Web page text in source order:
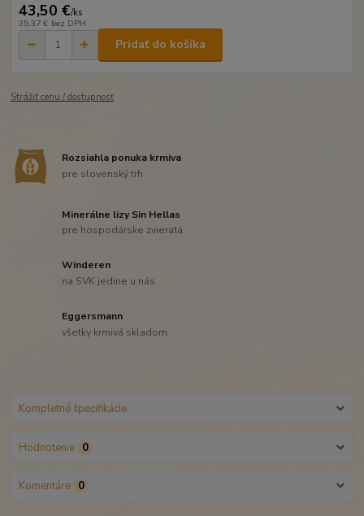
43,50 €/ks
35,37 € bez DPH
Pridať do košíka
Strážiť cenu / dostupnosť
Rozsiahla ponuka krmiva
pre slovenský trh
Minerálne lizy Sin Hellas
pre hospodárske zvieratá
Winderen
na SVK jedine u nás
Eggersmann
všetky krmivá skladom
Kompletné špecifikácie
Hodnotenie 0
Komentáre 0